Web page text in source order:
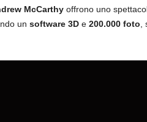
McCarthyoffrono uno
un software 3De 200.000 foto